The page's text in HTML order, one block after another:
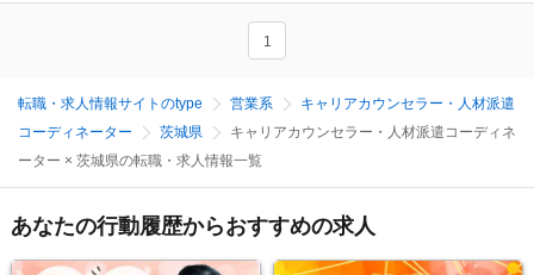
1
転職・求人情報サイトのtype 営業系
キャリアカウンセラー・人材派遣
コーディネーター
茨城県
キャリアカウンセラー・人材派遣コーディネ
ーター × 茨城県の転職・求人情報一覧
あなたの行動履歴からおすすめの求人